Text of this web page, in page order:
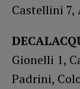
Castellini 7,
Gionelli 1,
Padrini,